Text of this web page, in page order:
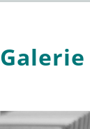
Galerie